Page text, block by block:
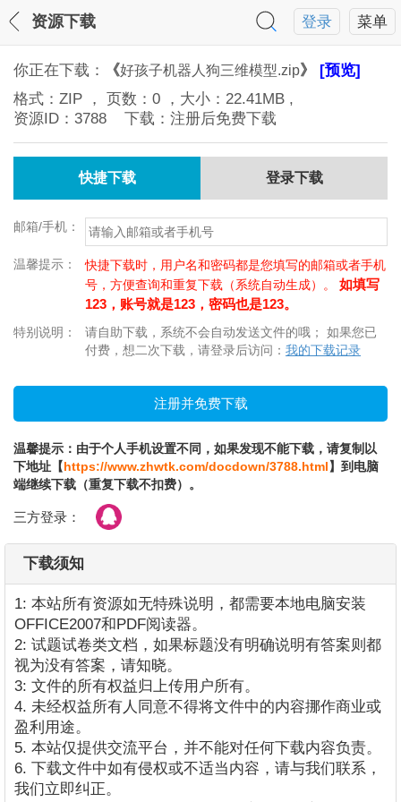
菜单
登录
资源下载
你正在下载： 《好孩子机器人狗三维模型.zip》 [预览]
格式： ZIP ， 页数： 0 ，大小： 22.41MB ,
资源ID： 3788 下载：注册后免费下载
快捷下载 登录下载
邮箱/手机：
温馨提示：
快捷下载时，用户名和密码都是您填写的邮箱或者手机
号，方便查询和重复下载（系统自动生成）。 如填写
123，账号就是123，密码也是123。
特别说明：
请自助下载，系统不会自动发送文件的哦； 如果您已
付费，想二次下载，请登录后访问： 我的下载记录
温馨提示：由于个人手机设置不同，如果发现不能下载，请复制以
下地址【https://www.zhwtk.com/docdown/3788.html】到电脑
端继续下载（重复下载不扣费）。
三方登录：
下载须知
1: 本站所有资源如无特殊说明，都需要本地电脑安装
OFFICE2007和PDF阅读器。
2: 试题试卷类文档，如果标题没有明确说明有答案则都
视为没有答案，请知晓。
3: 文件的所有权益归上传用户所有。
4. 未经权益所有人同意不得将文件中的内容挪作商业或
盈利用途。
5. 本站仅提供交流平台，并不能对任何下载内容负责。
6. 下载文件中如有侵权或不适当内容，请与我们联系，
我们立即纠正。